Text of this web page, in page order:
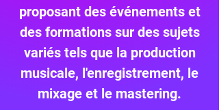
proposant des événements et
des formations sur des sujets
variés tels que la production
musicale, l'enregistrement, le
mixage et le mastering.